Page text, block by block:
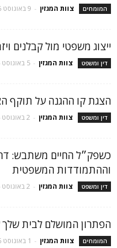
המומחים צוות המגזין - 9 באוגוסט 2026
ייצוג משפטי מול קבלנים
דין ומשפט צוות המגזין - 5 באוגוסט 2026
הצגת קו ההגנה על תוקף
דין ומשפט צוות המגזין - 2 באוגוסט 2026
כשפק״ל החיים משתבש:
וההתמודדות המשפטית
דין ומשפט צוות המגזין - 2 באוגוסט 2026
הפתרון המושלם לבית שלך
המומחים צוות המגזין - 1 באוגוסט 2026